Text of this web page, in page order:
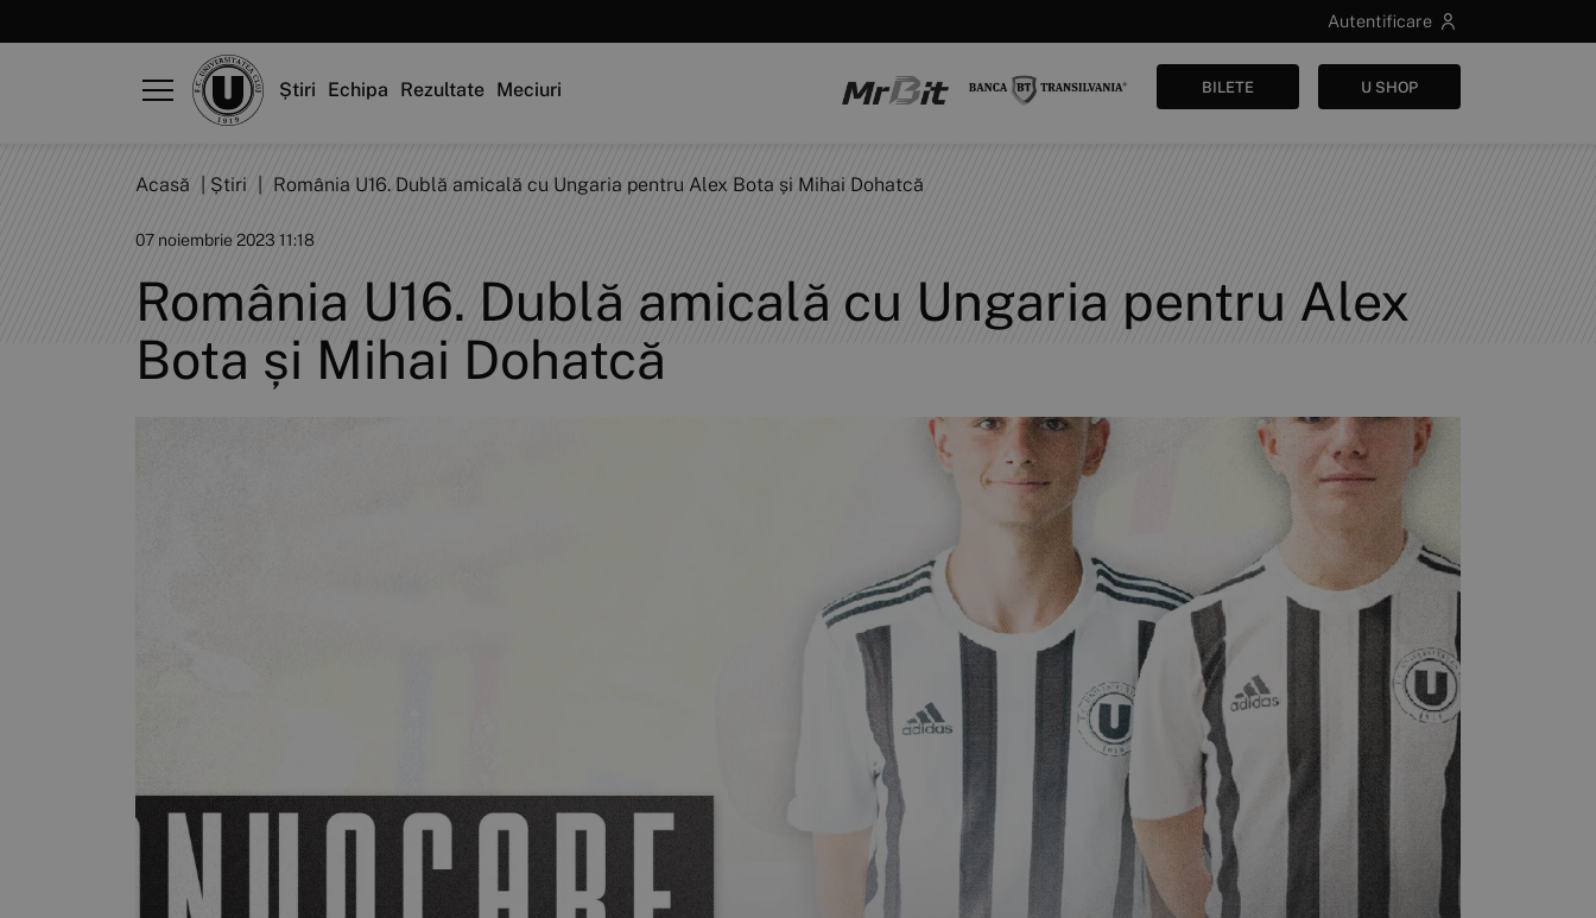
Autentificare
Știri Echipa Rezultate Meciuri BILETE U SHOP
Acasă Știri România U16. Dublă amicală cu Ungaria pentru Alex Bota și Mihai Dohatcă
07 noiembrie 2023 11:18
România U16. Dublă amicală cu Ungaria pentru Alex
Bota și Mihai Dohatcă